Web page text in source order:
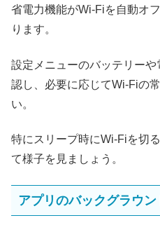
省電力機能がWi-Fiを自動オ
ります。
設定メニューのバッテリー
認し、必要に応じてWi-Fiの
い。
特にスリープ時にWi-Fiを切
て様子を見ましょう。
アプリのバックグラウン